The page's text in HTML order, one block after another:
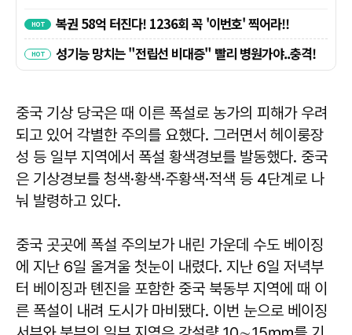
중국 기상 당국은 때 이른 폭설로 농가의 피해가 우려
되고 있어 각별한 주의를 요했다. 그러면서 헤이룽장
성 등 일부 지역에서 폭설 황색경보를 발동했다. 중국
은 기상경보를 청색·황색·주황색·적색 등 4단계로 나
눠 발령하고 있다.
중국 곳곳에 폭설 주의보가 내린 가운데 수도 베이징
에 지난 6일 올겨울 첫눈이 내렸다. 지난 6일 저녁부
터 베이징과 톈진을 포함한 중국 북동부 지역에 때 이
른 폭설이 내려 도시가 마비됐다. 이번 눈으로 베이징